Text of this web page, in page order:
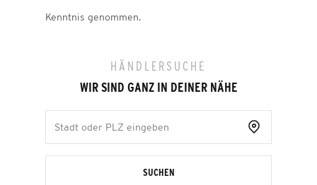
Kenntnis genommen.
HÄNDLERSUCHE
WIR SIND GANZ IN DEINER NÄHE
SUCHEN